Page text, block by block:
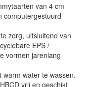
van 4 cm
computergestuurd
zorg, uitsluitend van
EPS /
vormen jarenlang
water te wassen.
vrij en geschikt